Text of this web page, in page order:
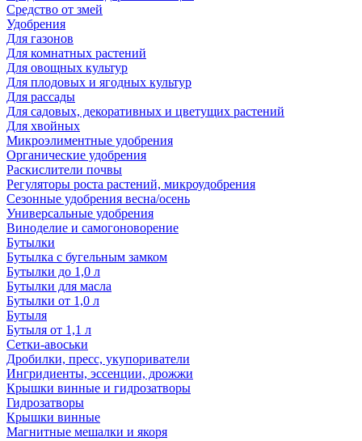
Средство от змей
Удобрения
Для газонов
Для комнатных растений
Для овощных культур
Для плодовых и ягодных культур
Для рассады
Для садовых, декоративных и цветущих растений
Для хвойных
Микроэлиментные удобрения
Органические удобрения
Раскислители почвы
Регуляторы роста растений, микроудобрения
Сезонные удобрения весна/осень
Универсальные удобрения
Виноделие и самогоноворение
Бутылки
Бутылка с бугельным замком
Бутылки до 1,0 л
Бутылки для масла
Бутылки от 1,0 л
Бутыля
Бутыля от 1,1 л
Сетки-авоськи
Дробилки, пресс, укупориватели
Ингридиенты, эссенции, дрожжи
Крышки винные и гидрозатворы
Гидрозатворы
Крышки винные
Магнитные мешалки и якоря